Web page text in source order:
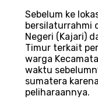
Sebelum ke
bersilaturrahmi
Negeri (Kajari)
Timur terkait
warga
waktu
sumatera
peliharaannya.